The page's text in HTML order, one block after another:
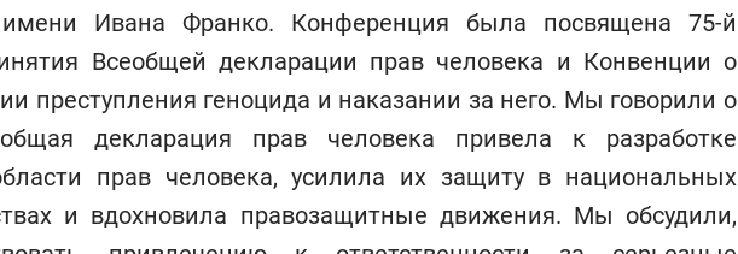
имени Ивана Франко. Конференция была посвящена 75-й
Всеобщей декларации прав человека и Конвенции о
преступления геноцида и наказании за него. Мы говорили о
декларация прав человека привела к разработке
прав человека, усилила их защиту в национальных
и вдохновила правозащитные движения. Мы обсудили,